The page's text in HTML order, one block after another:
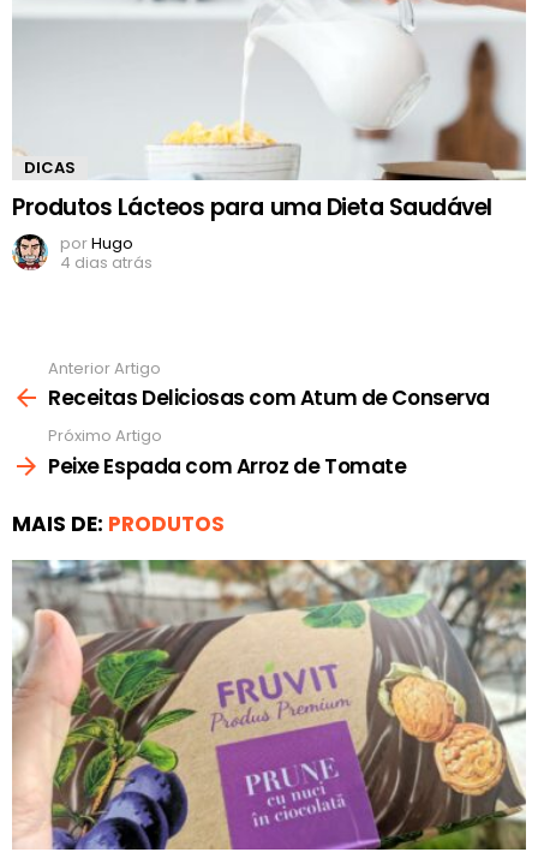
DICAS
Produtos Lácteos para uma Dieta Saudável
porHugo
4 dias atrás
mais
Anterior Artigo
Receitas Deliciosas com Atum de Conserva
Próximo Artigo
Peixe Espada com Arroz de Tomate
MAIS DE: PRODUTOS